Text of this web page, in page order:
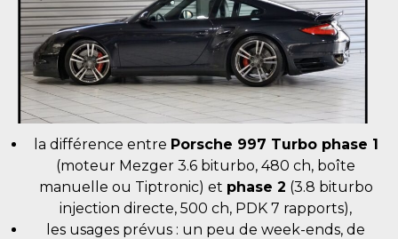
la différence entre Porsche 997 Turbo phase 1
(moteur Mezger 3.6 biturbo, 480 ch, boîte
manuelle ou Tiptronic) et phase 2 (3.8 biturbo
injection directe, 500 ch, PDK 7 rapports),
les usages prévus : un peu de week-ends, de